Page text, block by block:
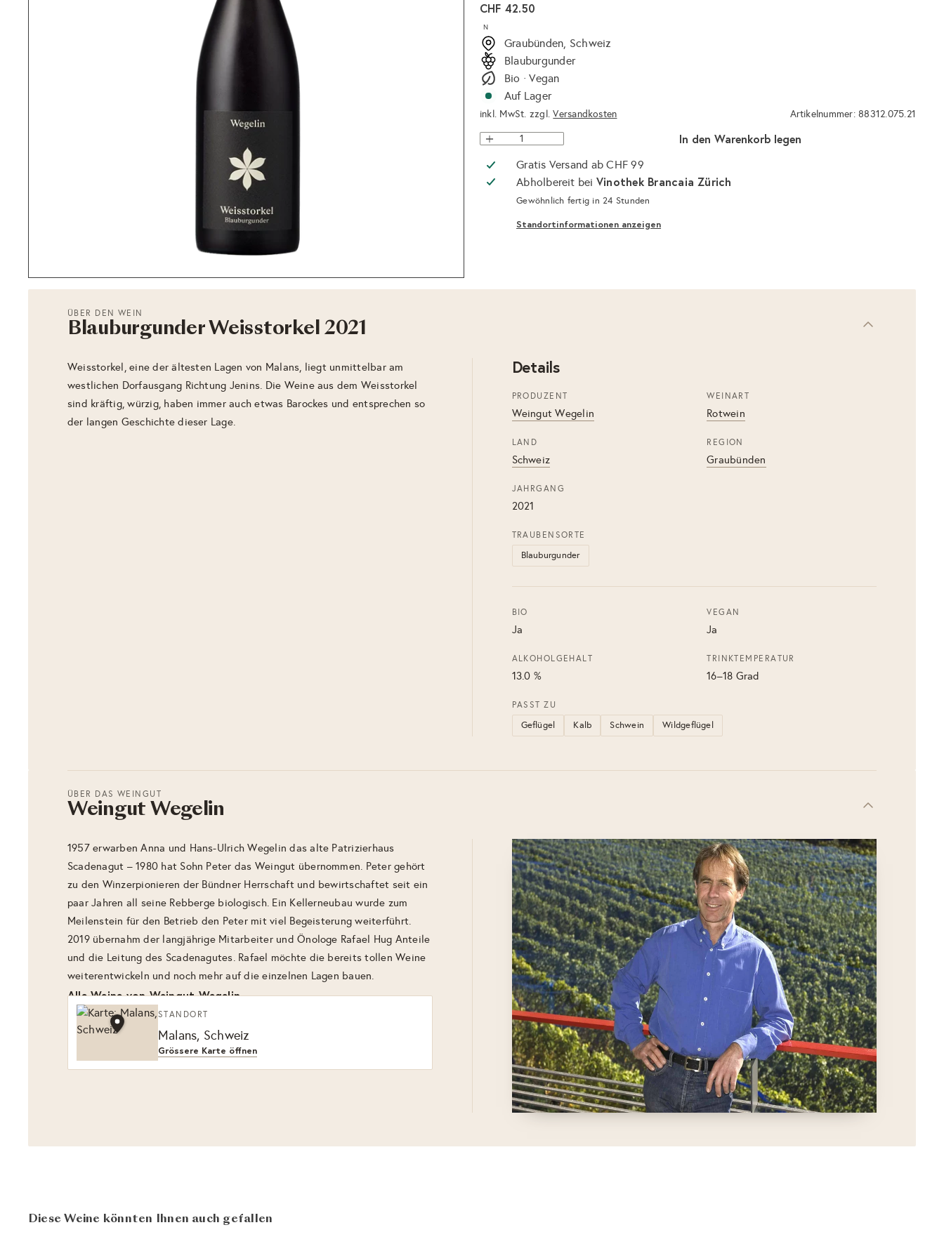
Normaler
Preis
CHF 42.50
N
Graubünden, Schweiz
Blauburgunder
Bio · Vegan
Auf Lager
inkl. MwSt. zzgl.Versandkosten Artikelnummer: 88312.075.21
In den Warenkorb legen
Gratis Versand ab CHF 99
Abholbereit bei Vinothek Brancaia Zürich
Gewöhnlich fertig in 24 Stunden
Standortinformationen anzeigen
ÜBER DEN WEIN
Blauburgunder Weisstorkel 2021
Weisstorkel, eine der ältesten Lagen von Malans, liegt unmittelbar am
westlichen Dorfausgang Richtung Jenins. Die Weine aus dem Weisstorkel
sind kräftig, würzig, haben immer auch etwas Barockes und entsprechen so
der langen Geschichte dieser Lage.
Details
PRODUZENT
Weingut Wegelin
WEINART
Rotwein
LAND
Schweiz
REGION
Graubünden
JAHRGANG
2021
TRAUBENSORTE
Blauburgunder
BIO
Ja
VEGAN
Ja
ALKOHOLGEHALT
13.0 %
TRINKTEMPERATUR
16–18 Grad
PASST ZU
Geflügel Kalb Schwein Wildgeflügel
ÜBER DAS WEINGUT
Weingut Wegelin
1957 erwarben Anna und Hans-Ulrich Wegelin das alte Patrizierhaus
Scadenagut – 1980 hat Sohn Peter das Weingut übernommen. Peter gehört
zu den Winzerpionieren der Bündner Herrschaft und bewirtschaftet seit ein
paar Jahren all seine Rebberge biologisch. Ein Kellerneubau wurde zum
Meilenstein für den Betrieb den Peter mit viel Begeisterung weiterführt.
2019 übernahm der langjährige Mitarbeiter und Önologe Rafael Hug Anteile
und die Leitung des Scadenagutes. Rafael möchte die bereits tollen Weine
weiterentwickeln und noch mehr auf die einzelnen Lagen bauen.
Alle Weine von Weingut Wegelin
STANDORT
Malans, Schweiz
Grössere Karte öffnen
Diese Weine könnten Ihnen auch gefallen